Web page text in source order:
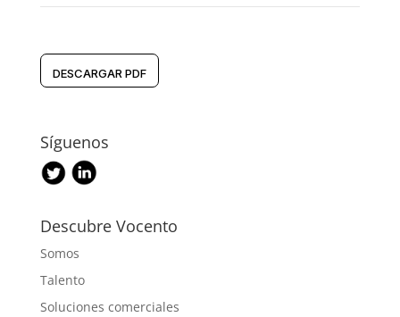
DESCARGAR PDF
Síguenos
Descubre Vocento
Somos
Talento
Soluciones comerciales